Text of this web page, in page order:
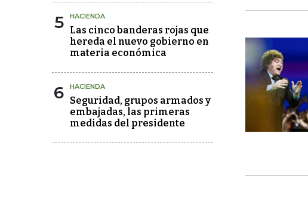
5 HACIENDA
Las cinco banderas rojas que
hereda el nuevo gobierno en
materia económica
6 HACIENDA
Seguridad, grupos armados y
embajadas, las primeras
medidas del presidente